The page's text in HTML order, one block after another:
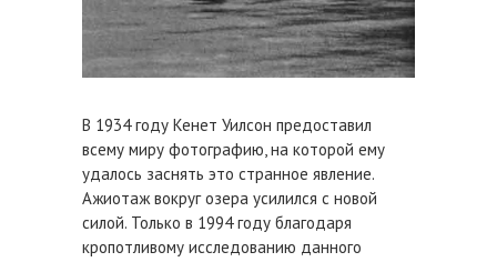
В 1934 году Кенет Уилсон предоставил
всему миру фотографию, на которой ему
удалось заснять это странное явление.
Ажиотаж вокруг озера усилился с новой
силой. Только в 1994 году благодаря
кропотливому исследованию данного